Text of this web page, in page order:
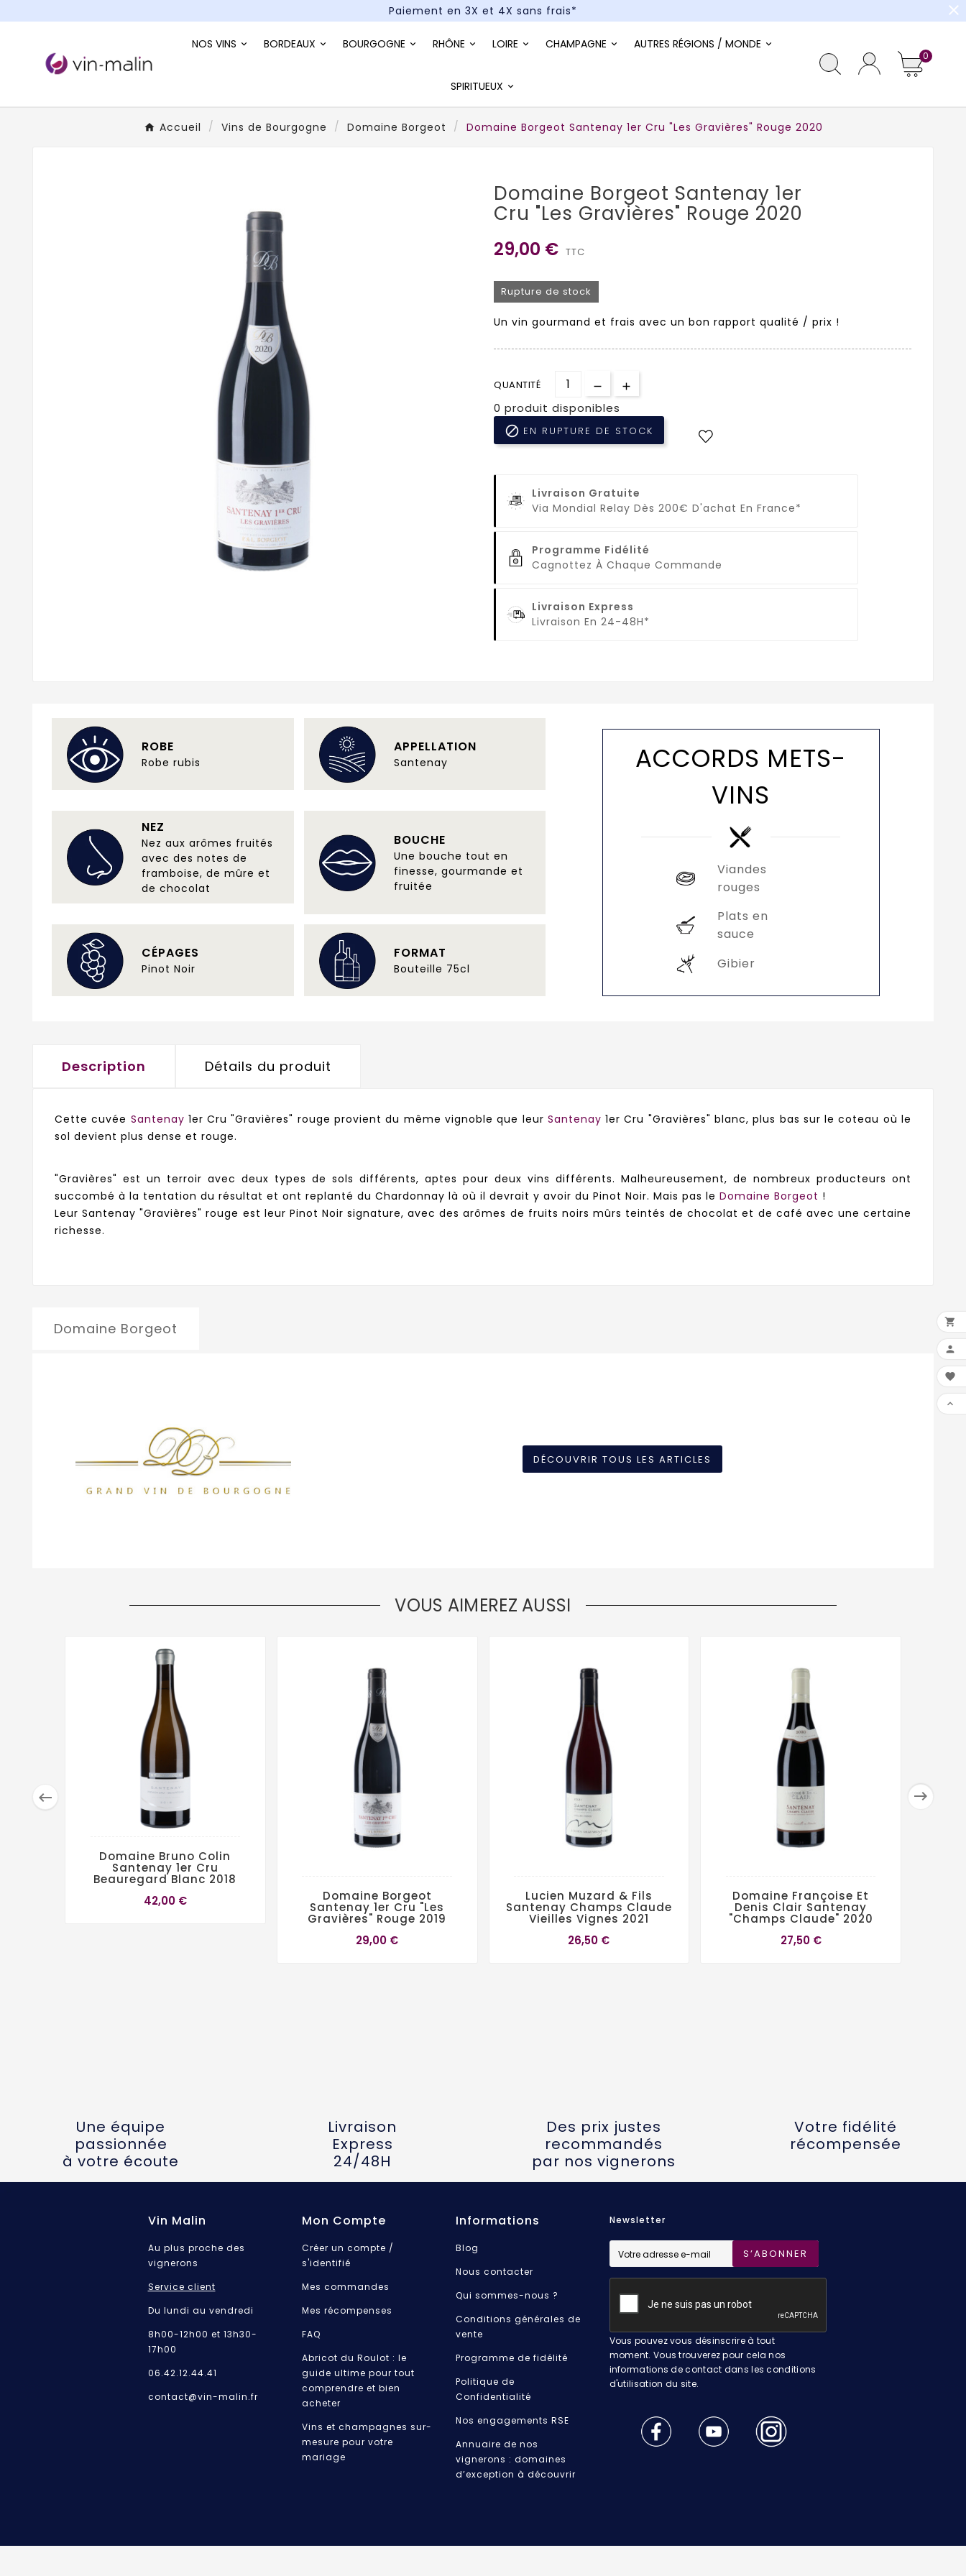
Paiement en 3X et 4X sans frais*
close
NOS VINS BORDEAUX BOURGOGNE RHÔNE LOIRE CHAMPAGNE AUTRES RÉGIONS / MONDE
SPIRITUEUX
0
Accueil Vins de Bourgogne Domaine Borgeot Domaine Borgeot Santenay 1er Cru "Les Gravières" Rouge 2020
Domaine Borgeot Santenay 1er
Cru "Les Gravières" Rouge 2020
29,00 € TTC
Rupture de stock
Un vin gourmand et frais avec un bon rapport qualité / prix !
QUANTITÉ
0 produit disponibles
 EN RUPTURE DE STOCK
Livraison Gratuite
Via Mondial Relay Dès 200€ D'achat En France*
Programme Fidélité
Cagnottez À Chaque Commande
Livraison Express
Livraison En 24-48H*
ROBE
Robe rubis
APPELLATION
Santenay
NEZ
Nez aux arômes fruités
avec des notes de
framboise, de mûre et
de chocolat
BOUCHE
Une bouche tout en
finesse, gourmande et
fruitée
CÉPAGES
Pinot Noir
FORMAT
Bouteille 75cl
ACCORDS METS-
VINS
Viandes
rouges
Plats en
sauce
Gibier
Description Détails du produit
Cette cuvée Santenay 1er Cru "Gravières" rouge provient du même vignoble que leur Santenay 1er Cru "Gravières" blanc, plus bas sur le coteau où le
sol devient plus dense et rouge.
"Gravières" est un terroir avec deux types de sols différents, aptes pour deux vins différents. Malheureusement, de nombreux producteurs ont
succombé à la tentation du résultat et ont replanté du Chardonnay là où il devrait y avoir du Pinot Noir. Mais pas le Domaine Borgeot !
Leur Santenay "Gravières" rouge est leur Pinot Noir signature, avec des arômes de fruits noirs mûrs teintés de chocolat et de café avec une certaine
richesse.
Domaine Borgeot
DÉCOUVRIR TOUS LES ARTICLES
VOUS AIMEREZ AUSSI
 
Domaine Bruno Colin
Santenay 1er Cru
Beauregard Blanc 2018
42,00 €
Domaine Borgeot
Santenay 1er Cru "Les
Gravières" Rouge 2019
29,00 €
Lucien Muzard & Fils
Santenay Champs Claude
Vieilles Vignes 2021
26,50 €
Domaine Françoise Et
Denis Clair Santenay
"Champs Claude" 2020
27,50 €
Une équipe
passionnée
à votre écoute
Livraison
Express
24/48H
Des prix justes
recommandés
par nos vignerons
Votre fidélité
récompensée
Vin Malin
Au plus proche des
vignerons
Service client
Du lundi au vendredi
8h00-12h00 et 13h30-
17h00
06.42.12.44.41
contact@vin-malin.fr
Mon Compte
Créer un compte /
s'identifié
Mes commandes
Mes récompenses
FAQ
Abricot du Roulot : le
guide ultime pour tout
comprendre et bien
acheter
Vins et champagnes sur-
mesure pour votre
mariage
Informations
Blog
Nous contacter
Qui sommes-nous ?
Conditions générales de
vente
Programme de fidélité
Politique de
Confidentialité
Nos engagements RSE
Annuaire de nos
vignerons : domaines
d’exception à découvrir
Newsletter
S’ABONNER
Vous pouvez vous désinscrire à tout
moment. Vous trouverez pour cela nos
informations de contact dans les conditions
d'utilisation du site.



